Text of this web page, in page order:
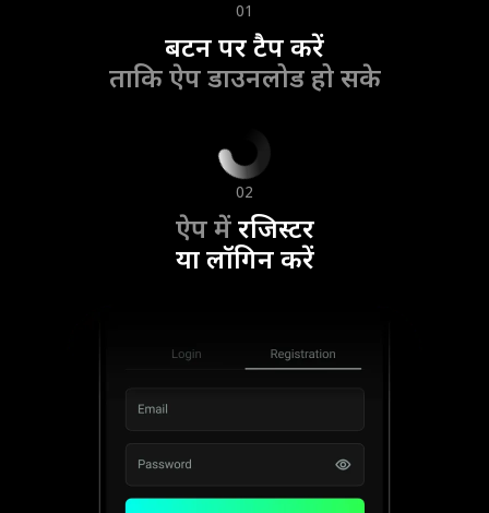
01
बटन पर टैप करें
ताकि ऐप डाउनलोड हो सके
02
ऐप मेंरजिस्टर
या लॉगिन करें